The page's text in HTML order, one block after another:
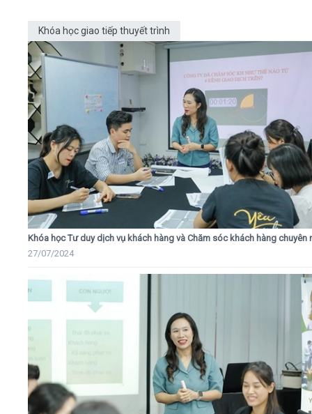
Khóa học giao tiếp thuyết trình
Khóa học Tư duy dịch vụ khách hàng và Chăm sóc khách hàng chuyên
27/07/2024